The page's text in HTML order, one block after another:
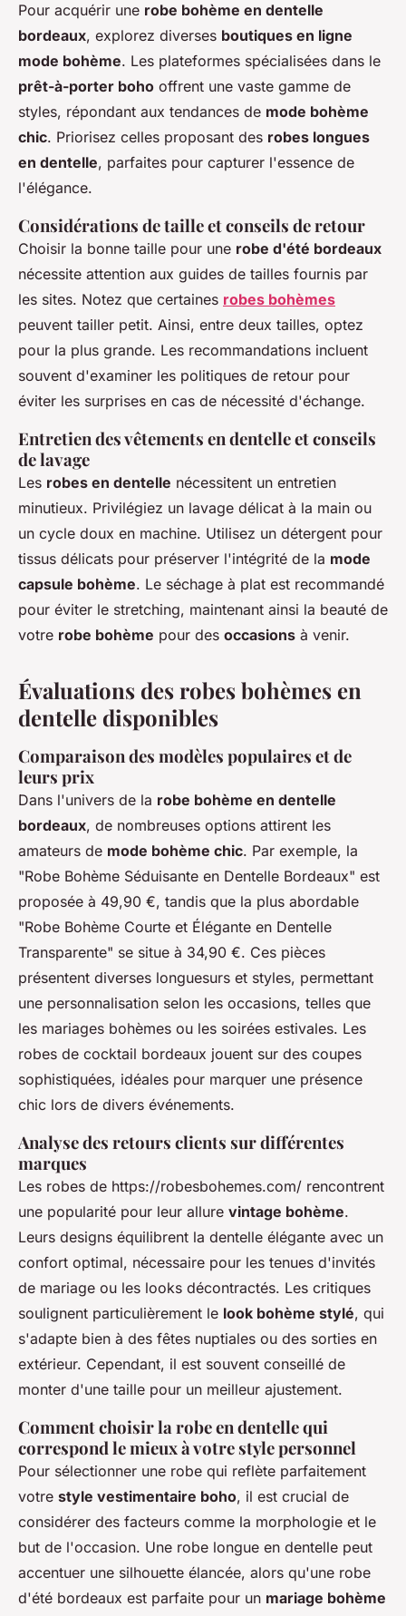
Pour acquérir une robe bohème en dentelle
bordeaux, explorez diverses boutiques en ligne
mode bohème. Les plateformes spécialisées dans le
prêt-à-porter boho offrent une vaste gamme de
styles, répondant aux tendances de mode bohème
chic. Priorisez celles proposant des robes longues
en dentelle, parfaites pour capturer l'essence de
l'élégance.
Considérations de taille et conseils de retour
Choisir la bonne taille pour une robe d'été bordeaux
nécessite attention aux guides de tailles fournis par
les sites. Notez que certaines robes bohèmes
peuvent tailler petit. Ainsi, entre deux tailles, optez
pour la plus grande. Les recommandations incluent
souvent d'examiner les politiques de retour pour
éviter les surprises en cas de nécessité d'échange.
Entretien des vêtements en dentelle et conseils
de lavage
Les robes en dentelle nécessitent un entretien
minutieux. Privilégiez un lavage délicat à la main ou
un cycle doux en machine. Utilisez un détergent pour
tissus délicats pour préserver l'intégrité de la mode
capsule bohème. Le séchage à plat est recommandé
pour éviter le stretching, maintenant ainsi la beauté de
votre robe bohème pour des occasions à venir.
Évaluations des robes bohèmes en
dentelle disponibles
Comparaison des modèles populaires et de
leurs prix
Dans l'univers de la robe bohème en dentelle
bordeaux, de nombreuses options attirent les
amateurs de mode bohème chic. Par exemple, la
"Robe Bohème Séduisante en Dentelle Bordeaux" est
proposée à 49,90 €, tandis que la plus abordable
"Robe Bohème Courte et Élégante en Dentelle
Transparente" se situe à 34,90 €. Ces pièces
présentent diverses longuesurs et styles, permettant
une personnalisation selon les occasions, telles que
les mariages bohèmes ou les soirées estivales. Les
robes de cocktail bordeaux jouent sur des coupes
sophistiquées, idéales pour marquer une présence
chic lors de divers événements.
Analyse des retours clients sur différentes
marques
Les robes de https://robesbohemes.com/ rencontrent
une popularité pour leur allure vintage bohème.
Leurs designs équilibrent la dentelle élégante avec un
confort optimal, nécessaire pour les tenues d'invités
de mariage ou les looks décontractés. Les critiques
soulignent particulièrement le look bohème stylé, qui
s'adapte bien à des fêtes nuptiales ou des sorties en
extérieur. Cependant, il est souvent conseillé de
monter d'une taille pour un meilleur ajustement.
Comment choisir la robe en dentelle qui
correspond le mieux à votre style personnel
Pour sélectionner une robe qui reflète parfaitement
votre style vestimentaire boho, il est crucial de
considérer des facteurs comme la morphologie et le
but de l'occasion. Une robe longue en dentelle peut
accentuer une silhouette élancée, alors qu'une robe
d'été bordeaux est parfaite pour un mariage bohème